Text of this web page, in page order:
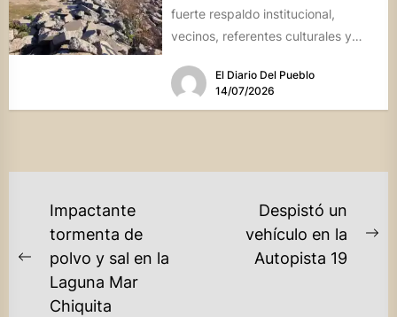
fuerte respaldo institucional,
vecinos, referentes culturales y
Ansenuza visibilizaron la...
El Diario Del Pueblo
14/07/2026
NAVEGACIÓN
ENTRADAS
Previous
post:
Impactante
tormenta de
polvo y sal en la
Laguna Mar
Chiquita
Despistó un
vehículo en la
Autopista 19